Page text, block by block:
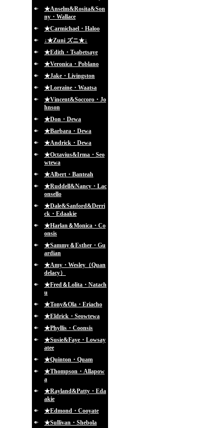
★Anselm&Rosita&Son
ny・Wallace
★Carmichael・Haloo
↓★Zuni ズニ★↓
★Edith・Tsabetsaye
★Veronica・Poblano
★Jake・Livingston
★Lorraine・Waatsa
★Vincent&Soccoro・Jo
hnson
★Don・Dewa
★Barbara・Dewa
★Andrick・Dewa
★Octavius&Irma・Seo
wtewa
★Albert・Banteah
★Ruddell&Nancy・Lac
onsello
★Dale&Sanford&Derri
ck・Edaakie
★Harlan＆Monica・Co
onsis
★Sammy＆Esther・Gu
ardian
★Amy・Wesley（Quan
delacy）
★Fred＆Lolita・Natach
u
★Tony&Ola・Eriacho
★Eldrick・Seowtewa
★Phyllis・Coonsis
★Susie&Faye・Lowsay
atee
★Quinton・Quam
★Thompson・Allapow
a
★Rayland&Patty・Eda
akie
★Edmond・Cooyate
★Sullivan・Shebola